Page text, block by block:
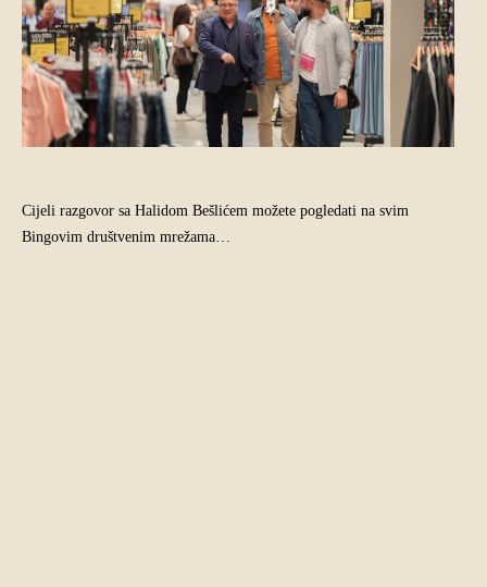
Cijeli razgovor sa Halidom Bešlićem možete pogledati na svim
Bingovim društvenim mrežama…